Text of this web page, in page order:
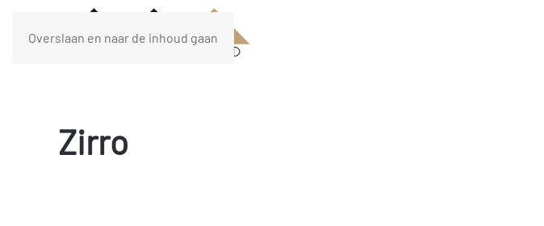
Overslaan en naar de inhoud gaan
Zirro